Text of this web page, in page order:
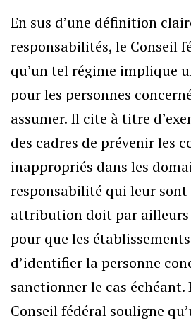
En sus d’une définition
responsabilités, le Conseil
qu’un tel régime implique
pour les personnes
assumer. Il cite à titre
des cadres de prévenir les
inappropriés dans les
responsabilité qui leur
attribution doit par ailleurs
pour que les
d’identifier la personne
sanctionner le cas échéant.
Conseil fédéral souligne